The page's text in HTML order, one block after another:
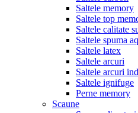
Saltele memory
Saltele top
Saltele calitate
Saltele spuma
Saltele latex
Saltele arcuri
Saltele arcuri
Saltele ignifuge
Perne memory
Scaune